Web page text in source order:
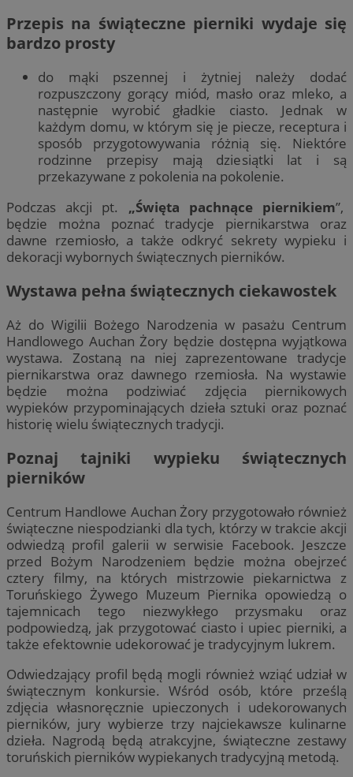
Przepis na świąteczne pierniki wydaje się
bardzo prosty
do mąki pszennej i żytniej należy dodać
rozpuszczony gorący miód, masło oraz mleko, a
następnie wyrobić gładkie ciasto. Jednak w
każdym domu, w którym się je piecze, receptura i
sposób przygotowywania różnią się. Niektóre
rodzinne przepisy mają dziesiątki lat i są
przekazywane z pokolenia na pokolenie.
Podczas akcji pt. „Święta pachnące piernikiem”,
będzie można poznać tradycje piernikarstwa oraz
dawne rzemiosło, a także odkryć sekrety wypieku i
dekoracji wybornych świątecznych pierników.
Wystawa pełna świątecznych ciekawostek
Aż do Wigilii Bożego Narodzenia w pasażu Centrum
Handlowego Auchan Żory będzie dostępna wyjątkowa
wystawa. Zostaną na niej zaprezentowane tradycje
piernikarstwa oraz dawnego rzemiosła. Na wystawie
będzie można podziwiać zdjęcia piernikowych
wypieków przypominających dzieła sztuki oraz poznać
historię wielu świątecznych tradycji.
Poznaj tajniki wypieku świątecznych
pierników
Centrum Handlowe Auchan Żory przygotowało również
świąteczne niespodzianki dla tych, którzy w trakcie akcji
odwiedzą profil galerii w serwisie Facebook. Jeszcze
przed Bożym Narodzeniem będzie można obejrzeć
cztery filmy, na których mistrzowie piekarnictwa z
Toruńskiego Żywego Muzeum Piernika opowiedzą o
tajemnicach tego niezwykłego przysmaku oraz
podpowiedzą, jak przygotować ciasto i upiec pierniki, a
także efektownie udekorować je tradycyjnym lukrem.
Odwiedzający profil będą mogli również wziąć udział w
świątecznym konkursie. Wśród osób, które prześlą
zdjęcia własnoręcznie upieczonych i udekorowanych
pierników, jury wybierze trzy najciekawsze kulinarne
dzieła. Nagrodą będą atrakcyjne, świąteczne zestawy
toruńskich pierników wypiekanych tradycyjną metodą.